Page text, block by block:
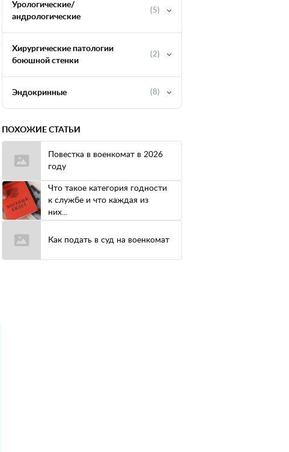
Урологические/
андрологические
(5)
Хирургические патологии
боюшной стенки
(2)
Эндокринные (8)
ПОХОЖИЕ СТАТЬИ
Повестка в военкомат в 2026
году
Что такое категория годности
к службе и что каждая из
них...
Как подать в суд на военкомат